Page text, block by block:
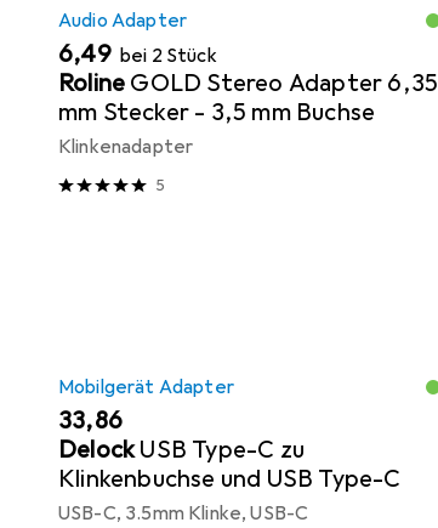
Audio Adapter
EUR
6,49 bei 2 Stück
Roline GOLD Stereo Adapter 6,35
mm Stecker - 3,5 mm Buchse
Klinkenadapter
5
Mobilgerät Adapter
EUR
33,86
DelockUSB Type-C zu
Klinkenbuchse und USB Type-C
USB-C, 3.5mm Klinke, USB-C